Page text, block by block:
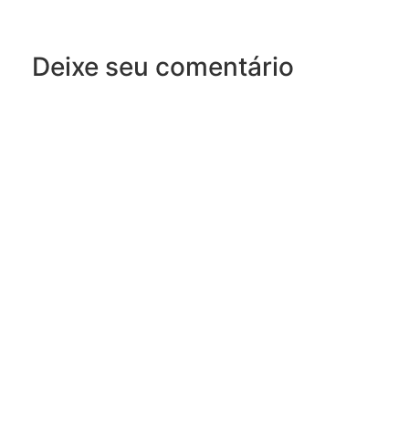
Deixe seu comentário